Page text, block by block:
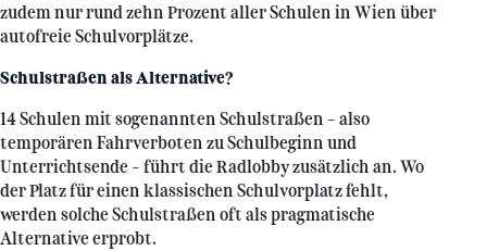
zudem nur rund zehn Prozent aller Schulen in Wien über
autofreie Schulvorplätze.
Schulstraßen als Alternative?
14 Schulen mit sogenannten Schulstraßen – also
temporären Fahrverboten zu Schulbeginn und
Unterrichtsende – führt die Radlobby zusätzlich an. Wo
der Platz für einen klassischen Schulvorplatz fehlt,
werden solche Schulstraßen oft als pragmatische
Alternative erprobt.